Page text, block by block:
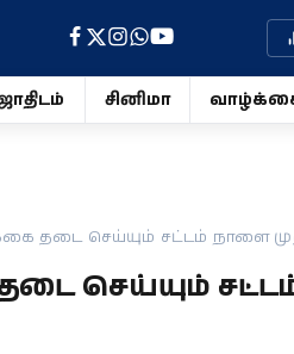
சினிமா
தடை செய்யும் சட்டம் நாளை
செய்யும்